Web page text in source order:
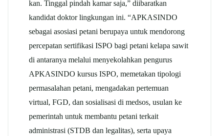
kan. Tinggal pindah kamar saja,” diibaratkan
kandidat doktor lingkungan ini. “APKASINDO
sebagai asosiasi petani berupaya untuk mendorong
percepatan sertifikasi ISPO bagi petani kelapa sawit
di antaranya melalui menyekolahkan pengurus
APKASINDO kursus ISPO, memetakan tipologi
permasalahan petani, mengadakan pertemuan
virtual, FGD, dan sosialisasi di medsos, usulan ke
pemerintah untuk membantu petani terkait
administrasi (STDB dan legalitas), serta upaya